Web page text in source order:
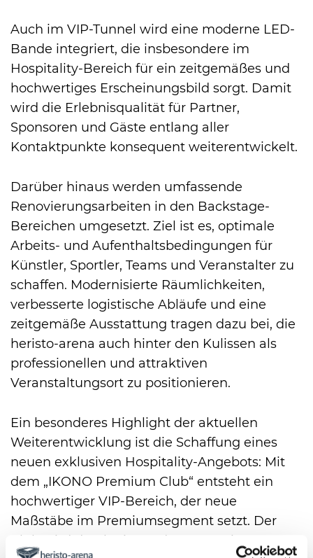
Auch im VIP-Tunnel wird eine moderne LED-
Bande integriert, die insbesondere im
Hospitality-Bereich für ein zeitgemäßes und
hochwertiges Erscheinungsbild sorgt. Damit
wird die Erlebnisqualität für Partner,
Sponsoren und Gäste entlang aller
Kontaktpunkte konsequent weiterentwickelt.
Darüber hinaus werden umfassende
Renovierungsarbeiten in den Backstage-
Bereichen umgesetzt. Ziel ist es, optimale
Arbeits- und Aufenthaltsbedingungen für
Künstler, Sportler, Teams und Veranstalter zu
schaffen. Modernisierte Räumlichkeiten,
verbesserte logistische Abläufe und eine
zeitgemäße Ausstattung tragen dazu bei, die
heristo-arena auch hinter den Kulissen als
professionellen und attraktiven
Veranstaltungsort zu positionieren.
Ein besonderes Highlight der aktuellen
Weiterentwicklung ist die Schaffung eines
neuen exklusiven Hospitality-Angebots: Mit
dem „IKONO Premium Club“ entsteht ein
hochwertiger VIP-Bereich, der neue
Maßstäbe im Premiumsegment setzt. Der
Club wird durch ein modernes Design,